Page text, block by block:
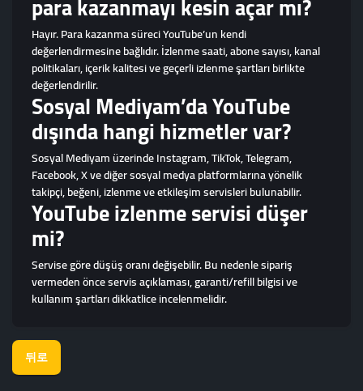
Hayır. Para kazanma süreci YouTube’un kendi
değerlendirmesine bağlıdır. İzlenme saati, abone sayısı, kanal
politikaları, içerik kalitesi ve geçerli izlenme şartları birlikte
değerlendirilir.
Sosyal Mediyam’da YouTube
dışında hangi hizmetler var?
Sosyal Mediyam üzerinde Instagram, TikTok, Telegram,
Facebook, X ve diğer sosyal medya platformlarına yönelik
takipçi, beğeni, izlenme ve etkileşim servisleri bulunabilir.
YouTube izlenme servisi düşer
mi?
Servise göre düşüş oranı değişebilir. Bu nedenle sipariş
vermeden önce servis açıklaması, garanti/refill bilgisi ve
kullanım şartları dikkatlice incelenmelidir.
뒤로